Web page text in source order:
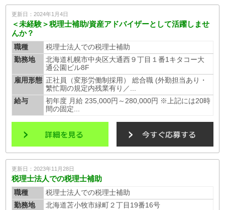
更新日：2024年1月4日
＜未経験＞税理士補助/資産アドバイザーとして活躍しませ
んか？
職種
税理士法人での税理士補助
勤務地
北海道札幌市中央区大通西９丁目１番1キタコー大
通公園ビル8F
雇用形態 正社員（変形労働制採用） 総合職 (外勤担当あり・
繁忙期の規定内残業有り／...
給与
初年度 月給 235,000円～280,000円 ※上記には20時
間の固定...
更新日：2023年11月28日
税理士法人での税理士補助
職種
税理士法人での税理士補助
勤務地
北海道苫小牧市緑町２丁目19番16号